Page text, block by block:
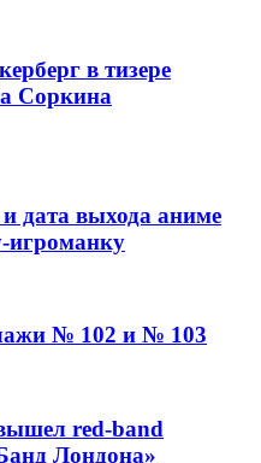
в тизере
Соркина
дата выхода аниме
№ 102 и № 103
red-band
Лондона»